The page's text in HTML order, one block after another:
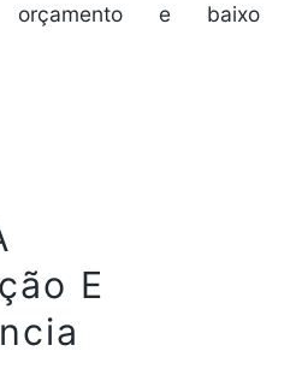
orçamento e baixo
E